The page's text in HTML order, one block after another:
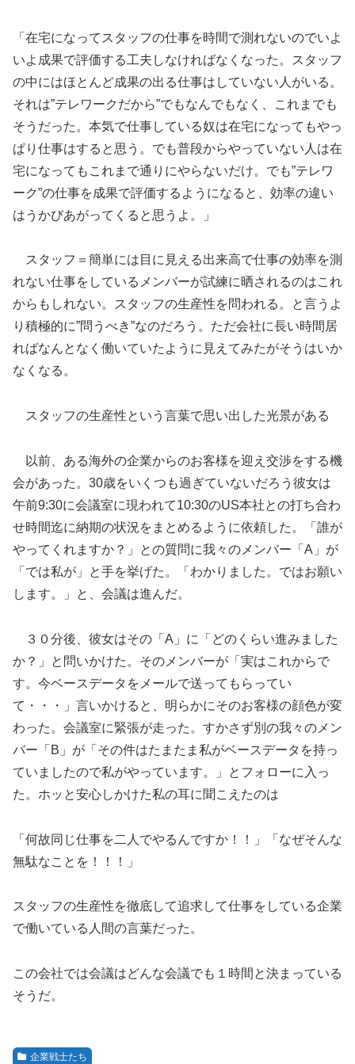
「在宅になってスタッフの仕事を時間で測れないのでいよ
いよ成果で評価する工夫しなければなくなった。スタッフ
の中にはほとんど成果の出る仕事はしていない人がいる。
それは”テレワークだから”でもなんでもなく、これまでも
そうだった。本気で仕事している奴は在宅になってもやっ
ぱり仕事はすると思う。でも普段からやっていない人は在
宅になってもこれまで通りにやらないだけ。でも”テレワ
ーク”の仕事を成果で評価するようになると、効率の違い
はうかびあがってくると思うよ。」
スタッフ＝簡単には目に見える出来高で仕事の効率を測
れない仕事をしているメンバーが試練に晒されるのはこれ
からもしれない。スタッフの生産性を問われる。と言うよ
り積極的に”問うべき”なのだろう。ただ会社に長い時間居
ればなんとなく働いていたように見えてみたがそうはいか
なくなる。
スタッフの生産性という言葉で思い出した光景がある
以前、ある海外の企業からのお客様を迎え交渉をする機
会があった。30歳をいくつも過ぎていないだろう彼女は
午前9:30に会議室に現われて10:30のUS本社との打ち合わ
せ時間迄に納期の状況をまとめるように依頼した。「誰が
やってくれますか？」との質問に我々のメンバー「A」が
「では私が」と手を挙げた。「わかりました。ではお願い
します。」と、会議は進んだ。
３０分後、彼女はその「A」に「どのくらい進みました
か？」と問いかけた。そのメンバーが「実はこれからで
す。今ベースデータをメールで送ってもらってい
て・・・」言いかけると、明らかにそのお客様の顔色が変
わった。会議室に緊張が走った。すかさず別の我々のメン
バー「B」が「その件はたまたま私がベースデータを持っ
ていましたので私がやっています。」とフォローに入っ
た。ホッと安心しかけた私の耳に聞こえたのは
「何故同じ仕事を二人でやるんですか！！」「なぜそんな
無駄なことを！！！」
スタッフの生産性を徹底して追求して仕事をしている企業
で働いている人間の言葉だった。
この会社では会議はどんな会議でも１時間と決まっている
そうだ。
企業戦士たち